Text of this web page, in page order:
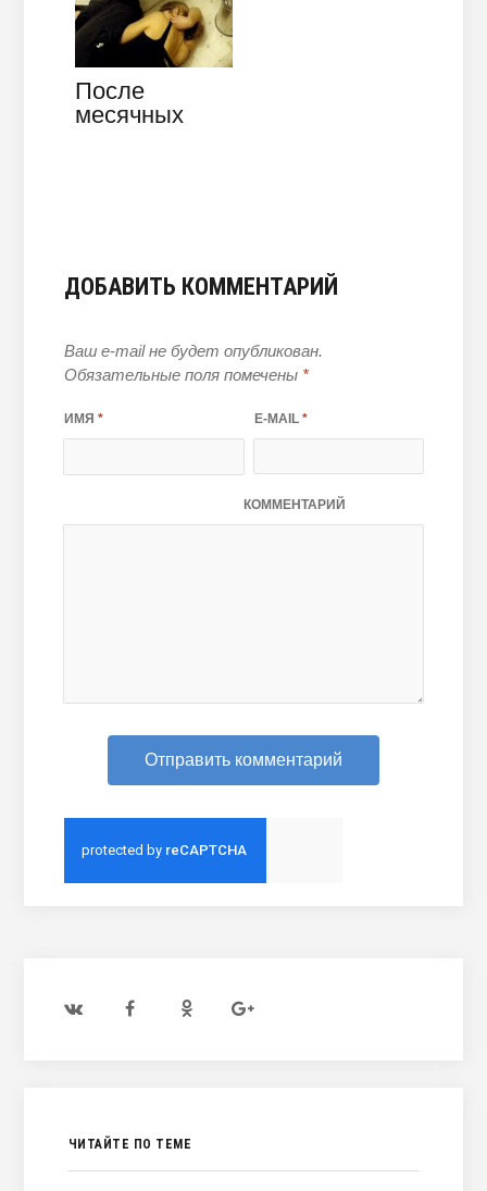
После
месячных
ДОБАВИТЬ КОММЕНТАРИЙ
Ваш e-mail не будет опубликован.
Обязательные поля помечены *
ИМЯ * E-MAIL *
КОММЕНТАРИЙ
ЧИТАЙТЕ ПО ТЕМЕ